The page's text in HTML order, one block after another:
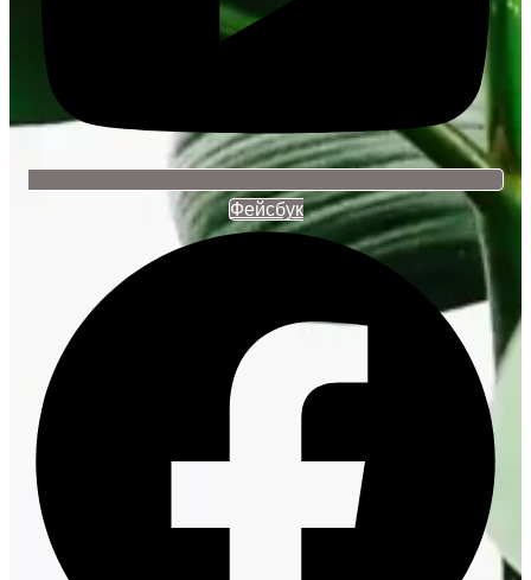
Фейсбук